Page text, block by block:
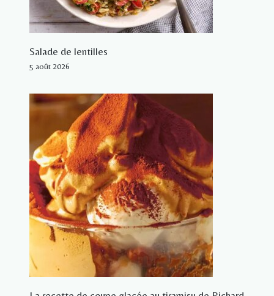
Salade de lentilles
5 août 2026